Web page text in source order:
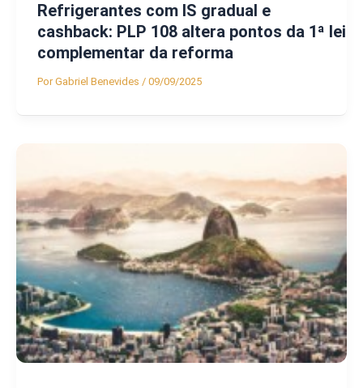
Refrigerantes com IS gradual e
cashback: PLP 108 altera pontos da 1ª lei
complementar da reforma
PorGabriel Benevides / 09/09/2025